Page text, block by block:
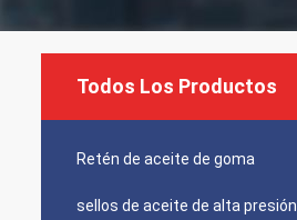
Todos Los Productos
Retén de aceite de goma
sellos de aceite de alta presión